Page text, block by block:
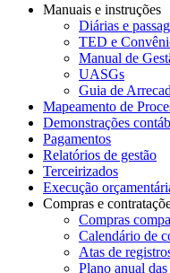
Manuais e instruções
Diárias e
TED e
Manual de
UASGs
Guia de
Mapeamento de
Demonstrações
Pagamentos
Relatórios de gestão
Terceirizados
Execução
Compras e
Compras
Calendário de
Atas de
Plano anual